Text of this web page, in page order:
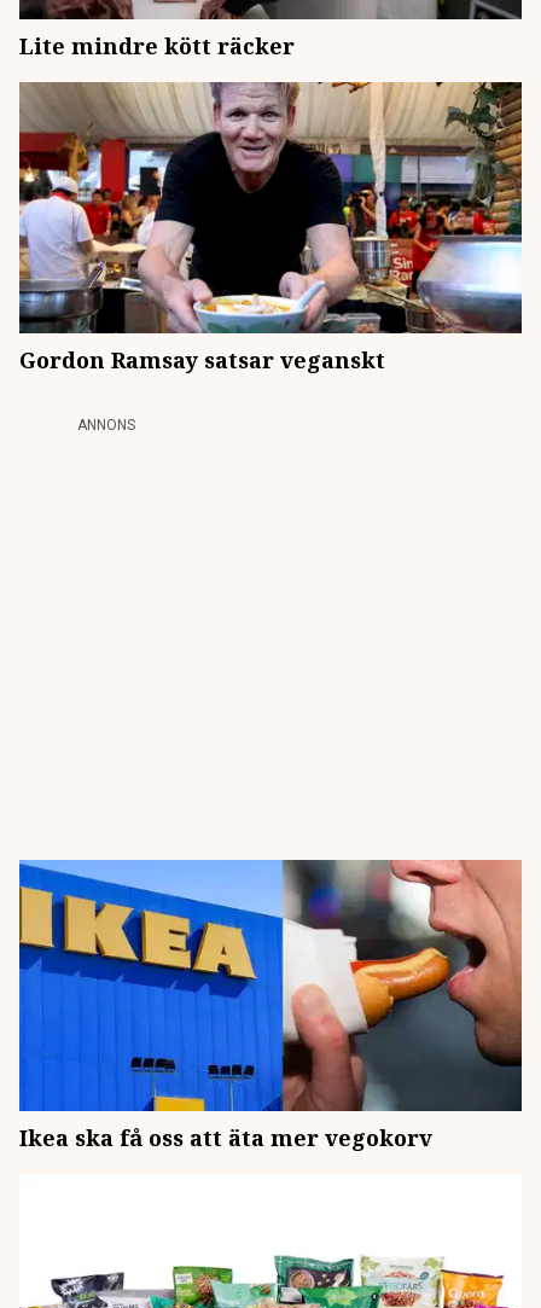
Lite mindre kött räcker
Gordon Ramsay satsar veganskt
ANNONS
Ikea ska få oss att äta mer vegokorv